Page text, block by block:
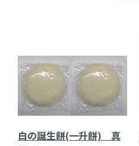
白の誕生餅(一升餅) 真